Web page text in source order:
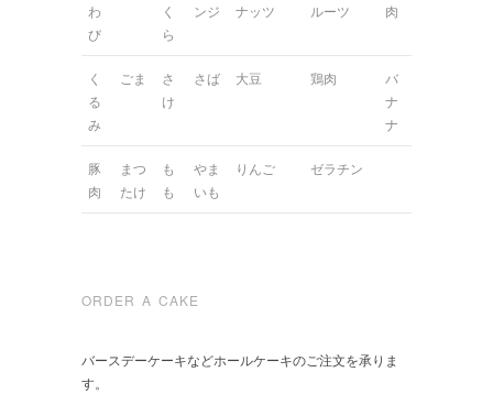
わ
び
く
ら
ンジ
ナッツ
ルーツ
肉
く
る
み
ごま
さ
け
さば 大豆 鶏肉
バ
ナ
ナ
豚
肉
まつ
たけ
も
も
やま
いも
りんご ゼラチン
ORDER A CAKE
バースデーケーキなどホールケーキのご注文を承りま
す。